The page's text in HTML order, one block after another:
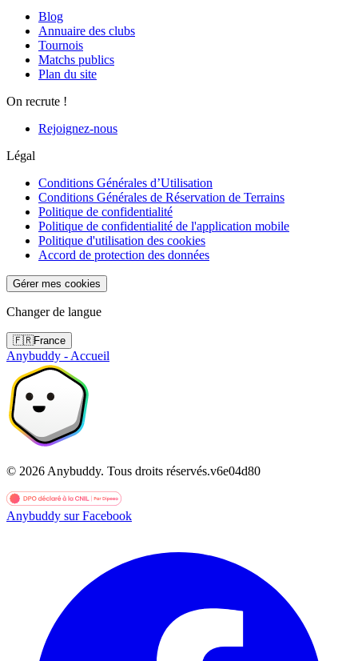
Blog
Annuaire des clubs
Tournois
Matchs publics
Plan du site
On recrute !
Rejoignez-nous
Légal
Conditions Générales d’Utilisation
Conditions Générales de Réservation de Terrains
Politique de confidentialité
Politique de confidentialité de l'application mobile
Politique d'utilisation des cookies
Accord de protection des données
Gérer mes cookies
Changer de langue
🇫🇷France
Anybuddy - Accueil
© 2026 Anybuddy. Tous droits réservés.v6e04d80
Anybuddy sur Facebook